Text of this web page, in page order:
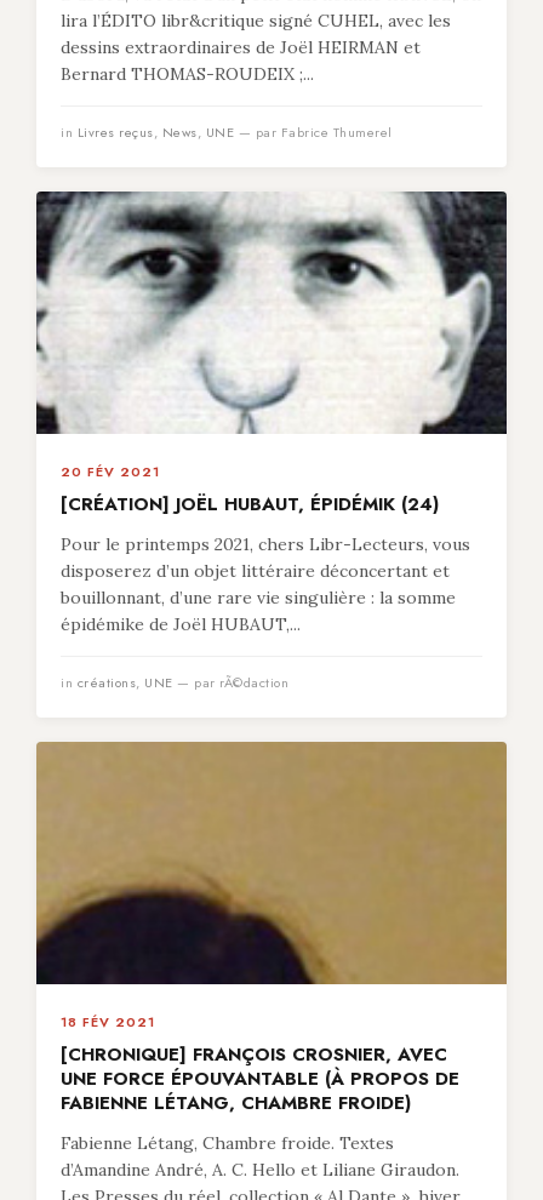
lira l’ÉDITO libr&critique signé CUHEL, avec les
dessins extraordinaires de Joël HEIRMAN et
Bernard THOMAS-ROUDEIX ;...
in Livres reçus, News, UNE — par Fabrice Thumerel
20 FÉV 2021
[CRÉATION] JOËL HUBAUT, ÉPIDÉMIK (24)
Pour le printemps 2021, chers Libr-Lecteurs, vous
disposerez d’un objet littéraire déconcertant et
bouillonnant, d’une rare vie singulière : la somme
épidémike de Joël HUBAUT,...
in créations, UNE — par rÃ©daction
18 FÉV 2021
[CHRONIQUE] FRANÇOIS CROSNIER, AVEC
UNE FORCE ÉPOUVANTABLE (À PROPOS DE
FABIENNE LÉTANG, CHAMBRE FROIDE)
Fabienne Létang, Chambre froide. Textes
d’Amandine André, A. C. Hello et Liliane Giraudon.